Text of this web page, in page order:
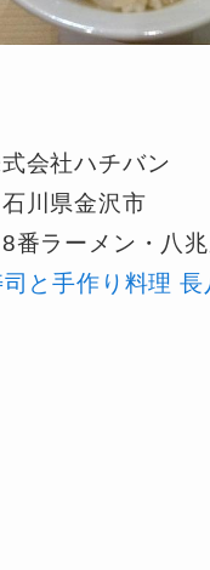
会社ハチバン
川県金沢市
番ラーメン・八
と手作り料理 長